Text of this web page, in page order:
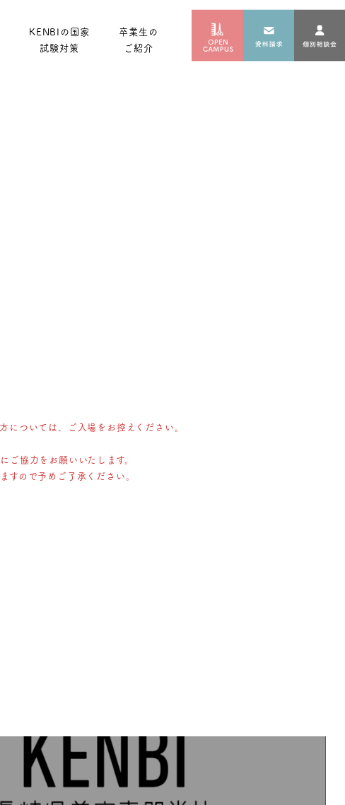
KENBIの国家
試験対策
卒業生の
ご紹介
については、ご入場をお控えください。
協力をお願いいたします。
すので予めご了承ください。